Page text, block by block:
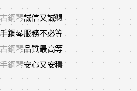
鋼琴誠信又誠懇
鋼琴服務不必等
鋼琴品質最高等
鋼琴安心又安穩